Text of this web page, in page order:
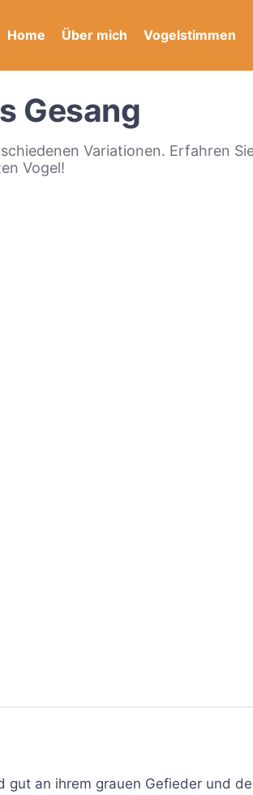
Home Über mich Vogelstimmen
Gesang
Variationen. Erfahren
Vogel!
gut an ihrem grauen Gefieder und